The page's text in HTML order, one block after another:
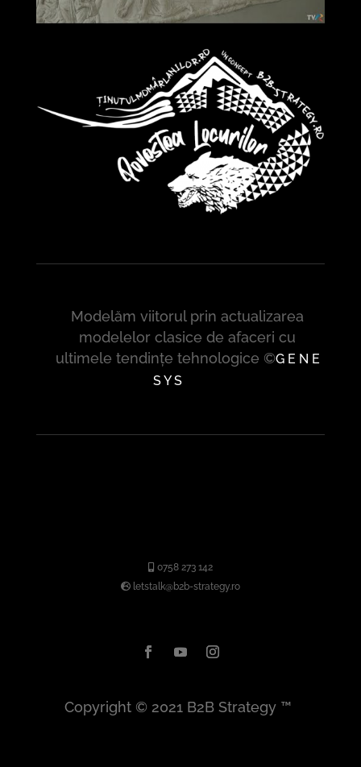
Modelăm viitorul prin actualizarea
modelelor clasice de afaceri cu
ultimele tendințe tehnologice ©G E N E
S Y S
0758 273 142
letstalk@b2b-strategy.ro
Copyright © 2021 B2B Strategy ™